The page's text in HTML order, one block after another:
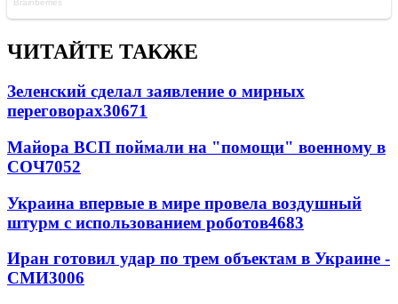
ЧИТАЙТЕ ТАКЖЕ
Зеленский сделал заявление о мирных
переговорах30671
Майора ВСП поймали на "помощи" военному в
СОЧ7052
Украина впервые в мире провела воздушный
штурм с использованием роботов4683
Иран готовил удар по трем объектам в Украине -
СМИ3006